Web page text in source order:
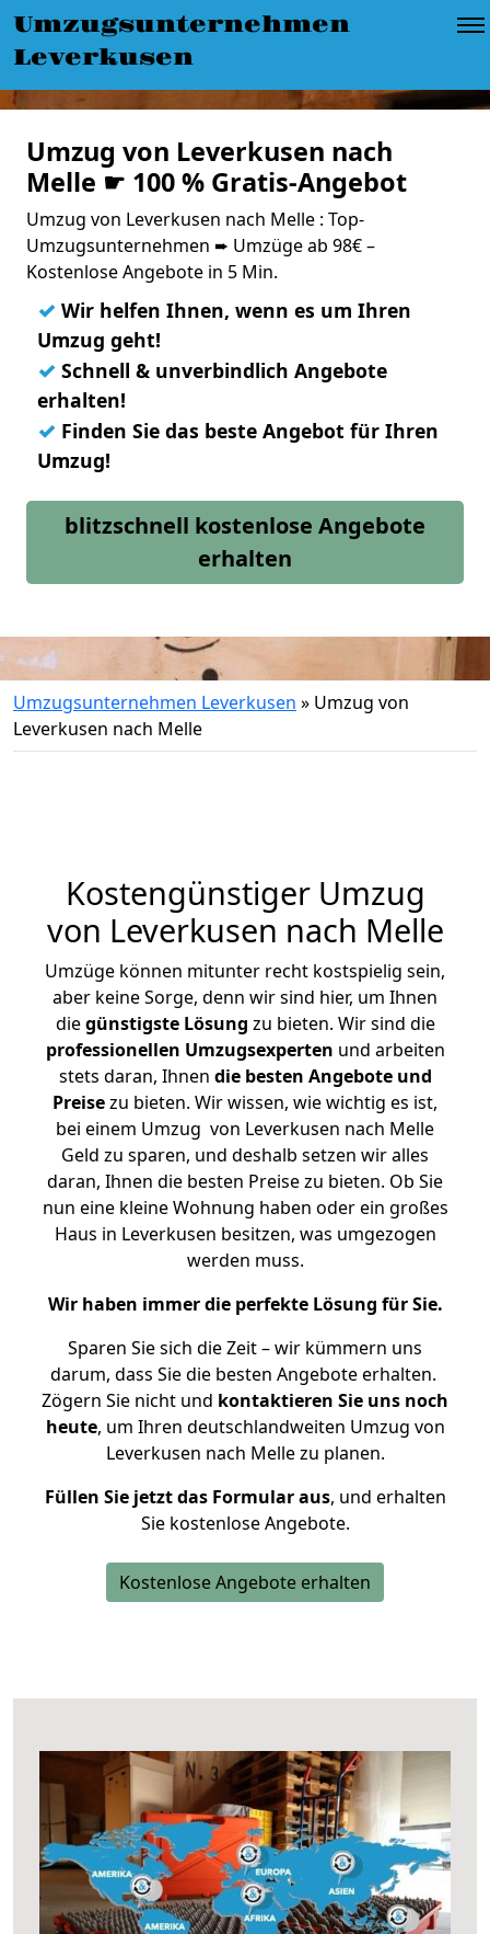
Umzugsunternehmen
Leverkusen
Umzug von Leverkusen nach
Melle ☛ 100 % Gratis-Angebot
Umzug von Leverkusen nach Melle : Top-
Umzugsunternehmen ➨ Umzüge ab 98€ –
Kostenlose Angebote in 5 Min.
✓ Wir helfen Ihnen, wenn es um Ihren
Umzug geht!
✓ Schnell & unverbindlich Angebote
erhalten!
✓ Finden Sie das beste Angebot für Ihren
Umzug!
blitzschnell kostenlose Angebote
erhalten
Umzugsunternehmen Leverkusen » Umzug von
Leverkusen nach Melle
Kostengünstiger Umzug
von Leverkusen nach Melle
Umzüge können mitunter recht kostspielig sein,
aber keine Sorge, denn wir sind hier, um Ihnen
diegünstigste Lösung zu bieten. Wir sind die
professionellen Umzugsexperten und arbeiten
stets daran, Ihnen die besten Angebote und
Preisezu bieten. Wir wissen, wie wichtig es ist,
bei einem Umzug von Leverkusen nach Melle
Geld zu sparen, und deshalb setzen wir alles
daran, Ihnen die besten Preise zu bieten. Ob Sie
nun eine kleine Wohnung haben oder ein großes
Haus in Leverkusen besitzen, was umgezogen
werden muss.
Wir haben immer die perfekte Lösung für Sie.
Sparen Sie sich die Zeit – wir kümmern uns
darum, dass Sie die besten Angebote erhalten.
Zögern Sie nicht und kontaktieren Sie uns noch
heute, um Ihren deutschlandweiten Umzug von
Leverkusen nach Melle zu planen.
Füllen Sie jetzt das Formular aus, und erhalten
Sie kostenlose Angebote.
Kostenlose Angebote erhalten